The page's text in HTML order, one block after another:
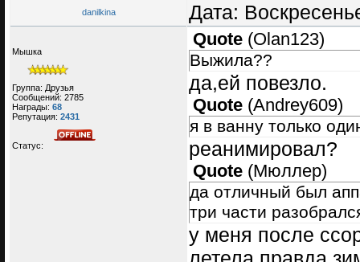
danilkina Дата:
Мышка
Группа: Друзья
Сообщений: 2785
Награды: 68
Репутация: 2431
Статус:
Quote (Olan123)
Выжила??
да,ей повезло.
Quote (Andrey609)
я в ванну только
реанимировал?
Quote (Мюллер)
да отличный был
три части
у меня после